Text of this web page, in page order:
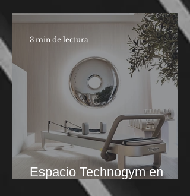
Espacio Technogym en
Casa Decor
3 min de lectura